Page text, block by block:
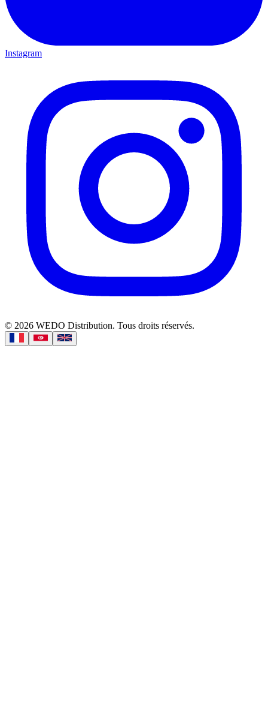
Instagram
© 2026 WEDO Distribution. Tous droits réservés.